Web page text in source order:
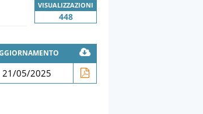
VISUALIZZAZIONI
448
21/05/2025